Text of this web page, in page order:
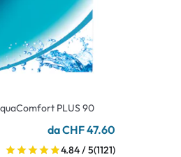
PLUS 90
da CHF 47.60
4.84 / 5(1121)